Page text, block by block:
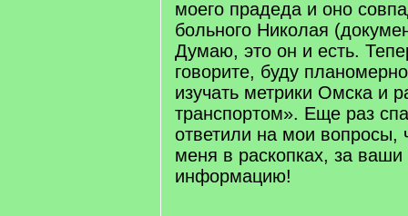
моего прадеда и оно
больного Николая
Думаю, это он и есть.
говорите, буду
изучать метрики Омска и
транспортом». Еще раз
ответили на мои вопросы,
меня в раскопках, за
информацию!